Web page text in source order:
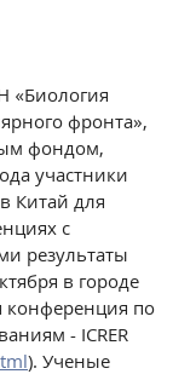
«Биология
фронта»,
фондом,
участники
Китай для
с
результаты
в городе
конференция по
- ICRER
). Ученые